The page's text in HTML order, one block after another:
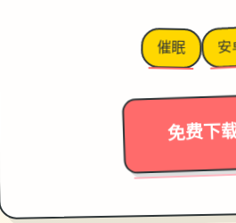
催眠
免费下